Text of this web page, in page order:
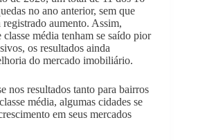
no ano anterior, sem que
aumento. Assim,
média tenham se saído pior
os resultados ainda
do mercado imobiliário.
nos resultados tanto para bairros
média, algumas cidades se
em seus mercados